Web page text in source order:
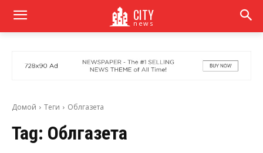
CITY
news
Домой Теги Облгазета
Tag: Облгазета